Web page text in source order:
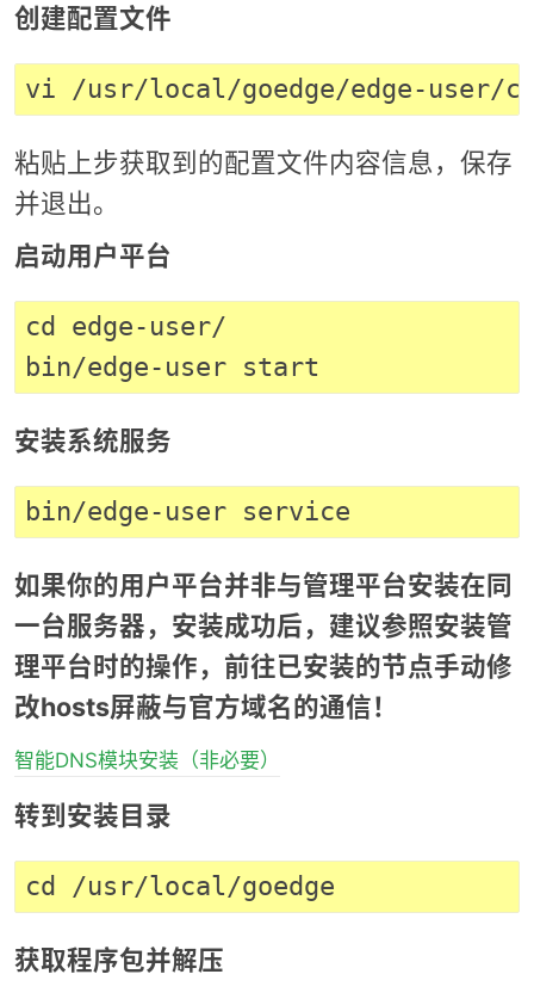
创建配置文件
粘贴上步获取到的配置文件内容信息，保存
并退出。
启动用户平台
cd edge-user/
安装系统服务
如果你的用户平台并非与管理平台安装在同
一台服务器，安装成功后，建议参照安装管
理平台时的操作，前往已安装的节点手动修
改hosts屏蔽与官方域名的通信！
智能DNS模块安装（非必要）
转到安装目录
获取程序包并解压